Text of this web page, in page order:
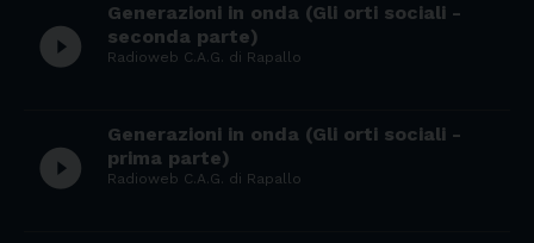
play_circle_filled
Generazioni in onda (Gli orti sociali -
seconda parte)
Radioweb C.A.G. di Rapallo
play_circle_filled
Generazioni in onda (Gli orti sociali -
prima parte)
Radioweb C.A.G. di Rapallo